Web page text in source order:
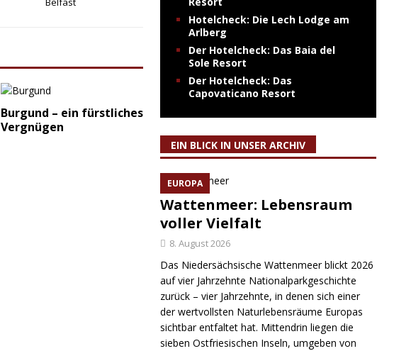
Burgund – ein fürstliches
Vergnügen
Hotelcheck: Die Lech Lodge am
Arlberg
Der Hotelcheck: Das Baia del
Sole Resort
Der Hotelcheck: Das
Capovaticano Resort
EIN BLICK IN UNSER ARCHIV
EUROPA
Wattenmeer: Lebensraum
voller Vielfalt
8. August 2026
Das Niedersächsische Wattenmeer blickt 2026
auf vier Jahrzehnte Nationalparkgeschichte
zurück – vier Jahrzehnte, in denen sich einer
der wertvollsten Naturlebensräume Europas
sichtbar entfaltet hat. Mittendrin liegen die
sieben Ostfriesischen Inseln, umgeben von